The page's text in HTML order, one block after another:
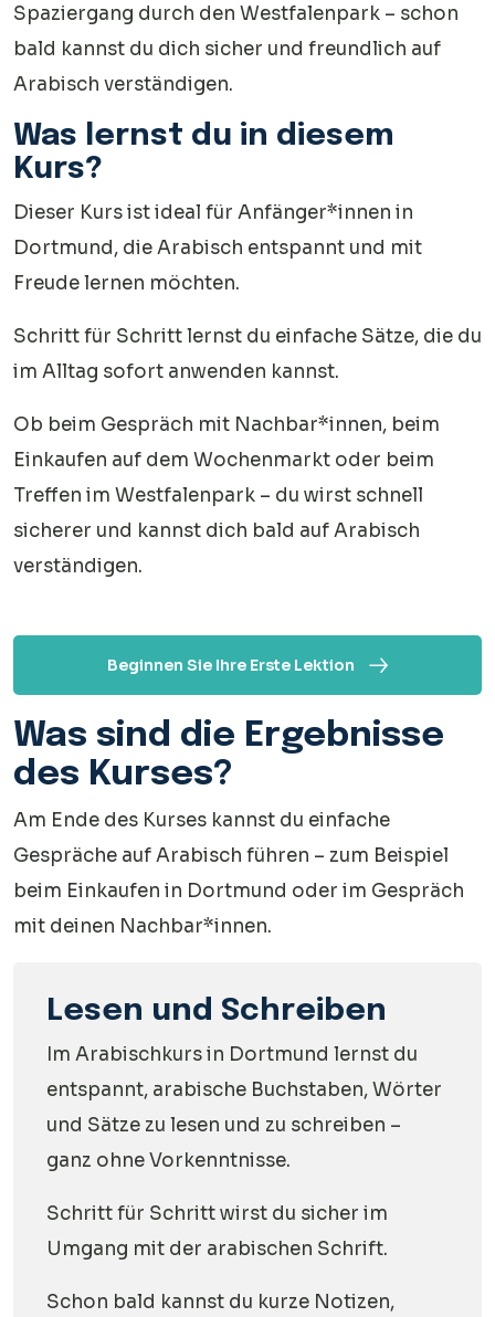
Spaziergang durch den Westfalenpark – schon
bald kannst du dich sicher und freundlich auf
Arabisch verständigen.
Was lernst du in diesem
Kurs?
Dieser Kurs ist ideal für Anfänger*innen in
Dortmund, die Arabisch entspannt und mit
Freude lernen möchten.
Schritt für Schritt lernst du einfache Sätze, die du
im Alltag sofort anwenden kannst.
Ob beim Gespräch mit Nachbar*innen, beim
Einkaufen auf dem Wochenmarkt oder beim
Treffen im Westfalenpark – du wirst schnell
sicherer und kannst dich bald auf Arabisch
verständigen.
Beginnen Sie Ihre Erste Lektion
Was sind die Ergebnisse
des Kurses?
Am Ende des Kurses kannst du einfache
Gespräche auf Arabisch führen – zum Beispiel
beim Einkaufen in Dortmund oder im Gespräch
mit deinen Nachbar*innen.
Lesen und Schreiben
Im Arabischkurs in Dortmund lernst du
entspannt, arabische Buchstaben, Wörter
und Sätze zu lesen und zu schreiben –
ganz ohne Vorkenntnisse.
Schritt für Schritt wirst du sicher im
Umgang mit der arabischen Schrift.
Schon bald kannst du kurze Notizen,